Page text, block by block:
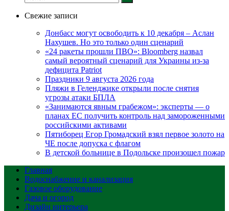
Свежие записи
Донбасс могут освободить к 10 декабря – Аслан
Нахушев. Но это только один сценарий
«24 ракеты прошли ПВО»: Bloomberg назвал
самый вероятный сценарий для Украины из-за
дефицита Patriot
Праздники 9 августа 2026 года
Пляжи в Геленджике открыли после снятия
угрозы атаки БПЛА
«Занимаются явным грабежом»: эксперты — о
планах ЕС получить контроль над замороженными
российскими активами
Пятиборец Егор Громадский взял первое золото на
ЧЕ после допуска с флагом
В детской больнице в Подольске произошел пожар
Главная
Водоснабжение и канализация
Газовое оборудование
Дача и огород
Дизайн интерьера